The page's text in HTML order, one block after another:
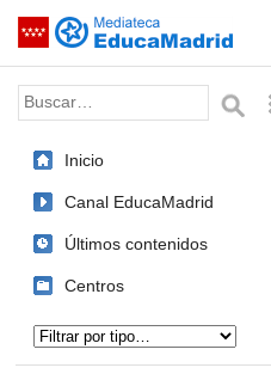
Saltar navegación
Palabra o frase:
Inicio
Canal EducaMadrid
Últimos contenidos
Centros